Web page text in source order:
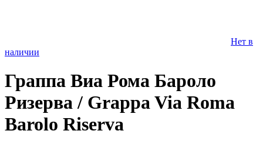
Нет в
наличии
Граппа Виа Рома Бароло
Ризерва / Grappa Via Roma
Barolo Riserva